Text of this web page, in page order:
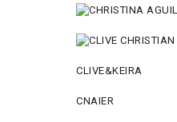
CLIVE&KEIRA
CNAIER